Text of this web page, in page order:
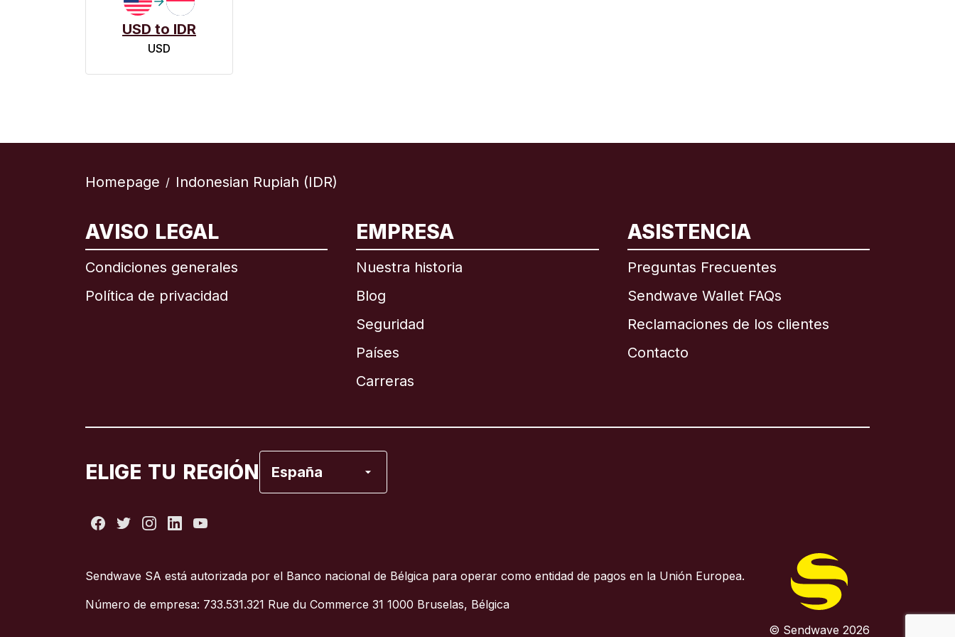
USD to IDR
USD
Homepage / Indonesian Rupiah (IDR)
AVISO LEGAL
Condiciones generales
Política de privacidad
EMPRESA
Nuestra historia
Blog
Seguridad
Países
Carreras
ASISTENCIA
Preguntas Frecuentes
Sendwave Wallet FAQs
Reclamaciones de los clientes
Contacto
ELIGE TU REGIÓN España
Internacional English
Sendwave SA está autorizada por el Banco nacional de Bélgica para operar como entidad de pagos en la Unión Europea.
Número de empresa: 733.531.321 Rue du Commerce 31 1000 Bruselas, Bélgica
© Sendwave 2026